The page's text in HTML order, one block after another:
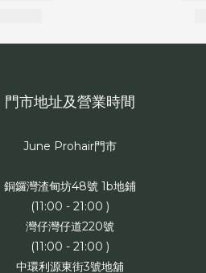
門市地址及營業時間
June Prohair門市
銅鑼灣渣甸坊48號 1b地鋪
(11:00 - 21:00 )
灣仔灣仔道220號
(11:00 - 21:00 )
中環利源東街3號地舖